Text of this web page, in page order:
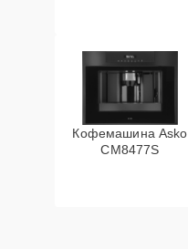
Кофемашина Asko
CM8477S